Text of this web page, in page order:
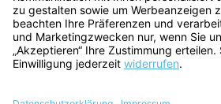
Schnürschuh Kapsl lavender
132,90 € 189,90 €ehem. UVP(30% gespart)